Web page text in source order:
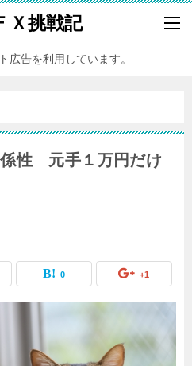
Ｘ挑戦記
広告を利用しています。
性 元手１万円だけ
0 +1